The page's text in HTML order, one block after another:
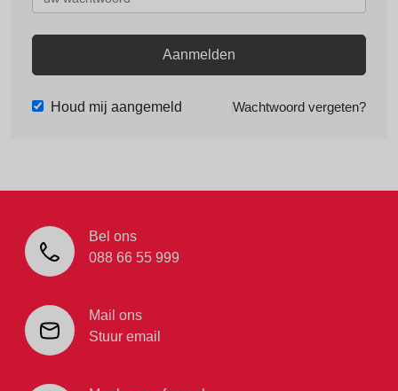
Aanmelden
Houd mij aangemeld Wachtwoord vergeten?
Bel ons
088 66 55 999
Mail ons
Stuur email